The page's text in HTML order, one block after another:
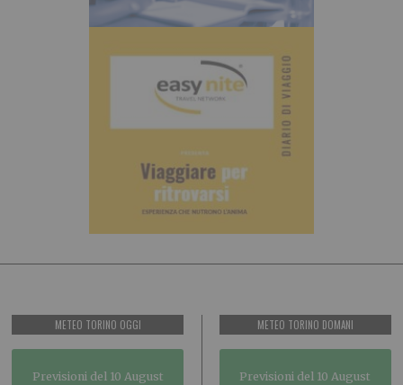
METEO TORINO OGGI
Previsioni del 10 August
METEO TORINO DOMANI
Previsioni del 10 August